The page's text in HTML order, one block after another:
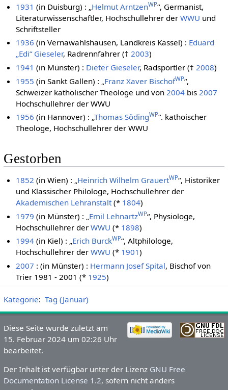
1931 (in Duisburg) : „ Helmut ArntzenWP“, Germanist,
Literaturwissenschaftler, Hochschullehrer derWWU und
Schriftsteller
1936 (in Vernawahlshausen, Landkreis Kassel) : Eduard
„Edi“ Gieseler, Radrennfahrer (†2003)
1941 (in Münster) : Dieter Gieseler, Radsportler (†2008)
1955 (in Sankt Gallen) : „ Franz Xaver BischofWP“,
Schweizer katholischer Theologe und von 2004 bis 2007
Hochschullehrer der WWU
1956 (in Hannover) : „Thomas SödingWP“. kathoischer
Theologe, Hochschullehrer der WWU
Gestorben
1852 (in Wien) : „ Heinrich Wilhelm GrauertWP“, Historiker
und Klassischer Philologe, Hochschullehrer der
Akademischen Lehranstalt (* 1804)
1979 (in Münster) : „ Emil LehnartzWP“, Physiologe,
Hochschullehrer derWWU (* 1898)
1994 (in Kiel) : „Erich BurckWP“, Altphilologe,
Hochschullehrer derWWU (* 1901)
2007 : (in Münster) : Hermann Josef Spital, Bischof von
Trier 1981 - 2001 (* 1925)
Kategorie: Tag (Januar)
Diese Seite wurde zuletzt am
15. Februar 2024 um 02:26 Uhr
bearbeitet.
Der Inhalt ist verfügbar unter der Lizenz GNU Free
Documentation License 1.2, sofern nicht anders